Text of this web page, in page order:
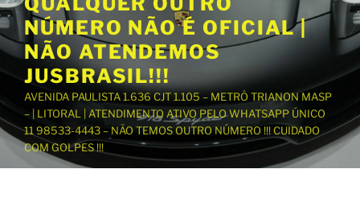
c
o
n
t
ú
d
NÚMERO NÃO É OFICIAL |
NÃO ATENDEMOS
JUSBRASIL!!!
AVENIDA PAULISTA 1.636 CJT 1.105 – METRÔ TRIANON MASP
– | LITORAL | ATENDIMENTO ATIVO PELO WHATSAPP ÚNICO
11 98533-4443 – NÃO TEMOS OUTRO NÚMERO !!! CUIDADO
COM GOLPES !!!